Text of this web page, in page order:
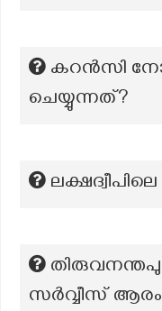
കറൻസി
ചെയ്യുന്നത്?
സർവ്വീസ്